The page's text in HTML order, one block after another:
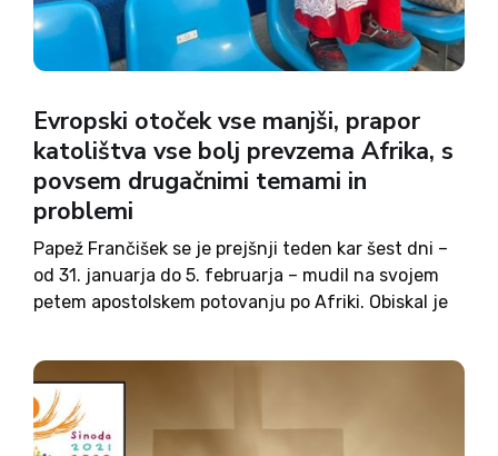
Evropski otoček vse manjši, prapor
katolištva vse bolj prevzema Afrika, s
povsem drugačnimi temami in
problemi
Papež Frančišek se je prejšnji teden kar šest dni –
od 31. januarja do 5. februarja – mudil na svojem
petem apostolskem potovanju po Afriki. Obiskal je
Potovanje se lepo ujema s papeževo pretežno...